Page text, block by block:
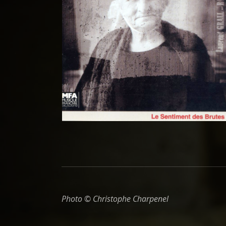
Photo © Christophe Charpenel